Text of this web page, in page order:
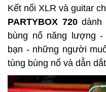
Kết nối XLR và guitar
PARTYBOX 720dành
bùng nổ năng lượng -
bạn - những người
tùng bùng nổ và dẫn